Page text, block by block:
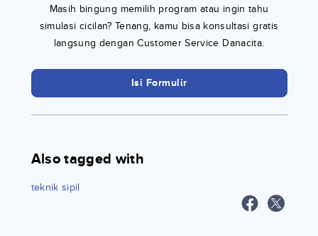
Masih bingung memilih program atau ingin tahu
simulasi cicilan? Tenang, kamu bisa konsultasi gratis
langsung dengan Customer Service Danacita.
Isi Formulir
Also tagged with
teknik sipil